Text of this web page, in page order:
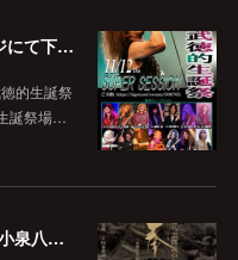
2026/11/12(木)は神戸チキンジョージにて下山武徳的生誕祭に出演します♪
的生誕祭
誕祭場…
2026/9/12(土)は松江の美保神社で『小泉八雲朗読のしらべ』